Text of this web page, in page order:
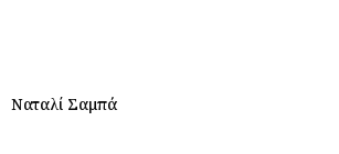
Ναταλί Σαμπά